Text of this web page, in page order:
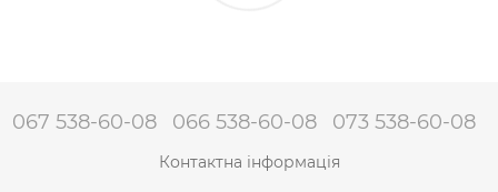
067 538-60-08 066 538-60-08 073 538-60-08
Контактна інформація